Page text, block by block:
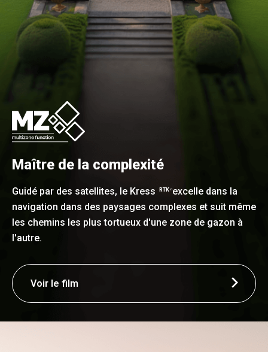
Maître de la complexité
Guidé par des satellites, le Kress RTK nexcelle dans la
navigation dans des paysages complexes et suit même
les chemins les plus tortueux d'une zone de gazon à
l'autre.
Voir le film